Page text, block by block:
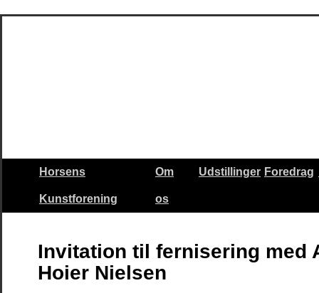
Horsens
Kunstforening
Om
os
Udstillinger Foredrag
Invitation til fernisering med
Hoier Nielsen